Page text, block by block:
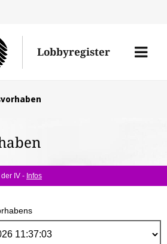
Lobbyregister
Menü
IV - Infos